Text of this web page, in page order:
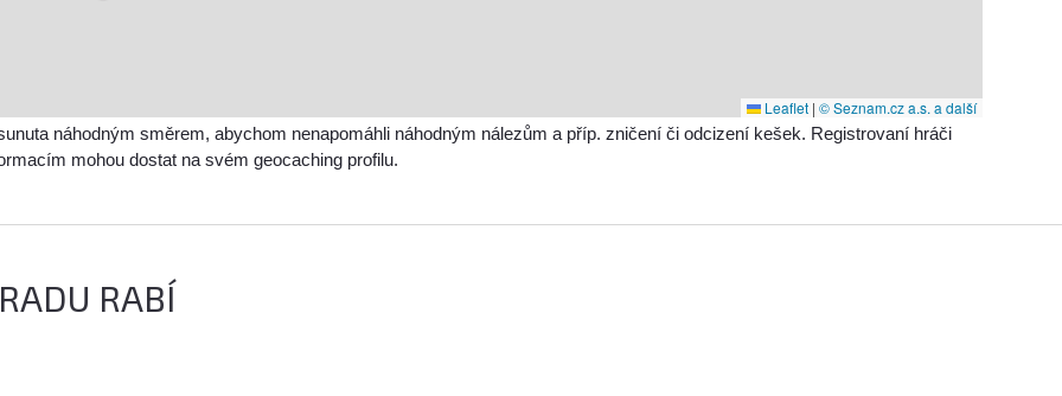
Leaflet | © Seznam.cz a.s. a další
náhodným směrem, abychom nenapomáhli náhodným nálezům a příp. zničení či odcizení kešek. Registrovaní hráči
mohou dostat na svém geocaching profilu.
RABÍ